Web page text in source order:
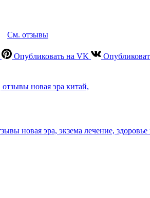
См. отзывы
Опубликовать на VK